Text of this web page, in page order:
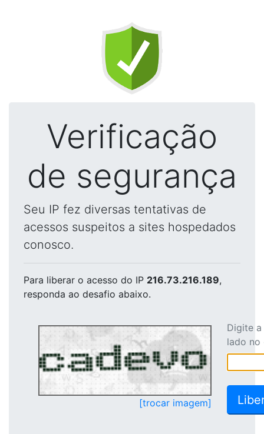
Verificação
de segurança
Seu IP fez diversas tentativas de
acessos suspeitos a sites hospedados
conosco.
Para liberar o acesso do IP 216.73.216.189,
responda ao desafio abaixo.
[trocar imagem]
Digite
lado no